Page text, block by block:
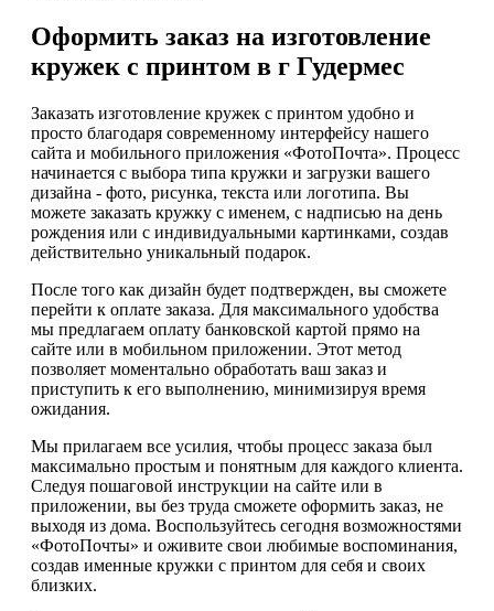
Оформить заказ на изготовление
кружек с принтом в г Гудермес
Заказать изготовление кружек с принтом удобно и
просто благодаря современному интерфейсу нашего
сайта и мобильного приложения «ФотоПочта». Процесс
начинается с выбора типа кружки и загрузки вашего
дизайна - фото, рисунка, текста или логотипа. Вы
можете заказать кружку с именем, с надписью на день
рождения или с индивидуальными картинками, создав
действительно уникальный подарок.
После того как дизайн будет подтвержден, вы сможете
перейти к оплате заказа. Для максимального удобства
мы предлагаем оплату банковской картой прямо на
сайте или в мобильном приложении. Этот метод
позволяет моментально обработать ваш заказ и
приступить к его выполнению, минимизируя время
ожидания.
Мы прилагаем все усилия, чтобы процесс заказа был
максимально простым и понятным для каждого клиента.
Следуя пошаговой инструкции на сайте или в
приложении, вы без труда сможете оформить заказ, не
выходя из дома. Воспользуйтесь сегодня возможностями
«ФотоПочты» и оживите свои любимые воспоминания,
создав именные кружки с принтом для себя и своих
близких.